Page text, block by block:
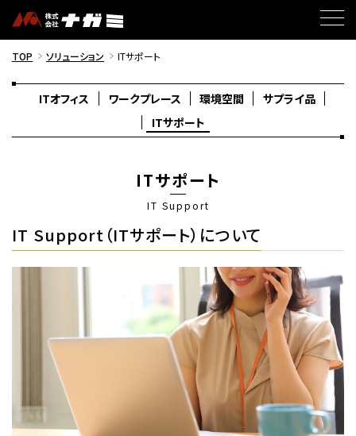
TOP ソリューション ITサポート
ITオフィス ワークプレース 環境空間
サプライ品
ITサポート
ITサポート
IT Support
IT Support（ITサポート）について